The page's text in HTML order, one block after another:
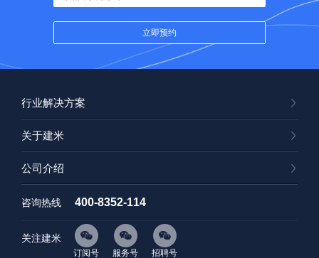
行业解决方案
关于建米
公司介绍
咨询热线 400-8352-114
关注建米
订阅号 服务号 招聘号